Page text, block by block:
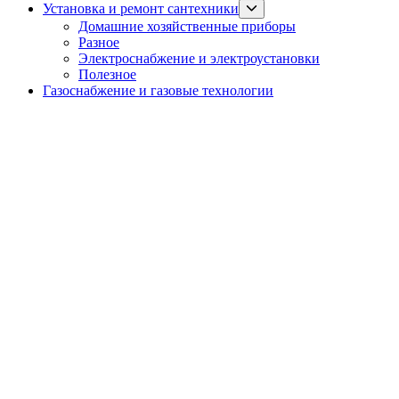
Установка и ремонт сантехники
sub
menu
Домашние хозяйственные приборы
Разное
Электроснабжение и электроустановки
Полезное
Газоснабжение и газовые технологии